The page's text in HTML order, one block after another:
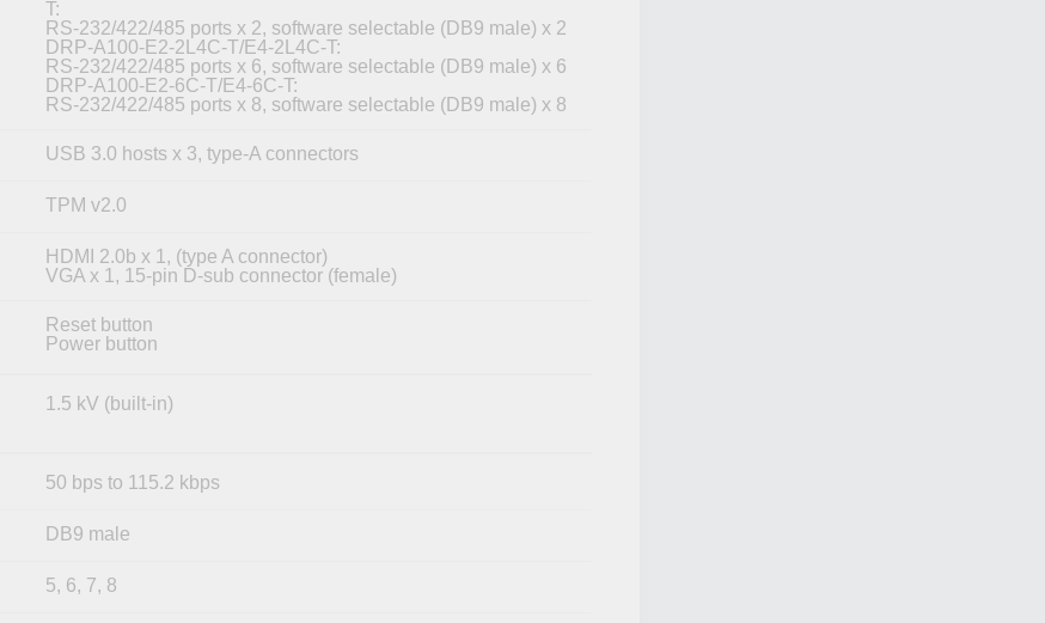
T:
RS-232/422/485 ports x 2, software selectable (DB9 male) x 2
DRP-A100-E2-2L4C-T/E4-2L4C-T:
RS-232/422/485 ports x 6, software selectable (DB9 male) x 6
DRP-A100-E2-6C-T/E4-6C-T:
RS-232/422/485 ports x 8, software selectable (DB9 male) x 8
USB 3.0 hosts x 3, type-A connectors
TPM v2.0
HDMI 2.0b x 1, (type A connector)
VGA x 1, 15-pin D-sub connector (female)
Reset button
Power button
1.5 kV (built-in)
50 bps to 115.2 kbps
DB9 male
5, 6, 7, 8